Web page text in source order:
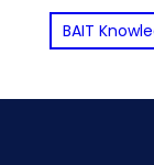
สร้าง
ผูกพัน
BAIT